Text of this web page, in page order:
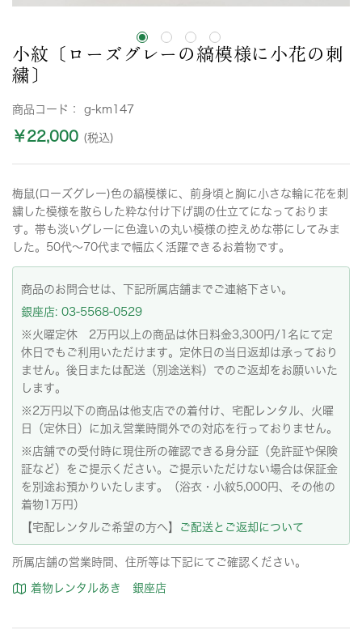
小紋〔ローズグレーの縞模様に小花の刺
繍〕
商品コード： g-km147
￥22,000 (税込)
梅鼠(ローズグレー)色の縞模様に、前身頃と胸に小さな輪に花を刺
繍した模様を散らした粋な付け下げ調の仕立てになっておりま
す。帯も淡いグレーに色違いの丸い模様の控えめな帯にしてみま
した。50代〜70代まで幅広く活躍できるお着物です。
商品のお問合せは、下記所属店舗までご連絡下さい。
銀座店: 03-5568-0529
※火曜定休 2万円以上の商品は休日料金3,300円/1名にて定
休日でもご利用いただけます。定休日の当日返却は承っており
ません。後日または配送（別途送料）でのご返却をお願いいた
します。
※2万円以下の商品は他支店での着付け、宅配レンタル、火曜
日（定休日）に加え営業時間外での対応を行っておりません。
※店舗での受付時に現住所の確認できる身分証（免許証や保険
証など）をご提示ください。ご提示いただけない場合は保証金
を別途お預かりいたします。（浴衣・小紋5,000円、その他の
着物1万円）
【宅配レンタルご希望の方へ】
ご配送とご返却について
所属店舗の営業時間、住所等は下記にてご確認ください。
着物レンタルあき 銀座店